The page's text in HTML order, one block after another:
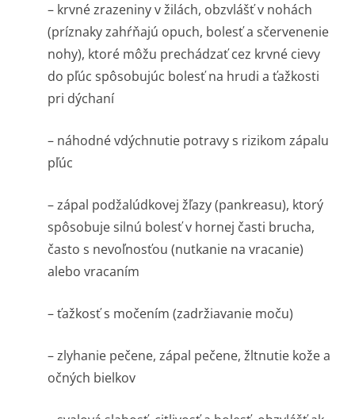
– krvné zrazeniny v žilách, obzvlášť v nohách
(príznaky zahŕňajú opuch, bolesť a sčervenenie
nohy), ktoré môžu prechádzať cez krvné cievy
do pľúc spôsobujúc bolesť na hrudi a ťažkosti
pri dýchaní
– náhodné vdýchnutie potravy s rizikom zápalu
pľúc
– zápal podžalúdkovej žľazy (pankreasu), ktorý
spôsobuje silnú bolesť v hornej časti brucha,
často s nevoľnosťou (nutkanie na vracanie)
alebo vracaním
– ťažkosť s močením (zadržiavanie moču)
– zlyhanie pečene, zápal pečene, žltnutie kože a
očných bielkov